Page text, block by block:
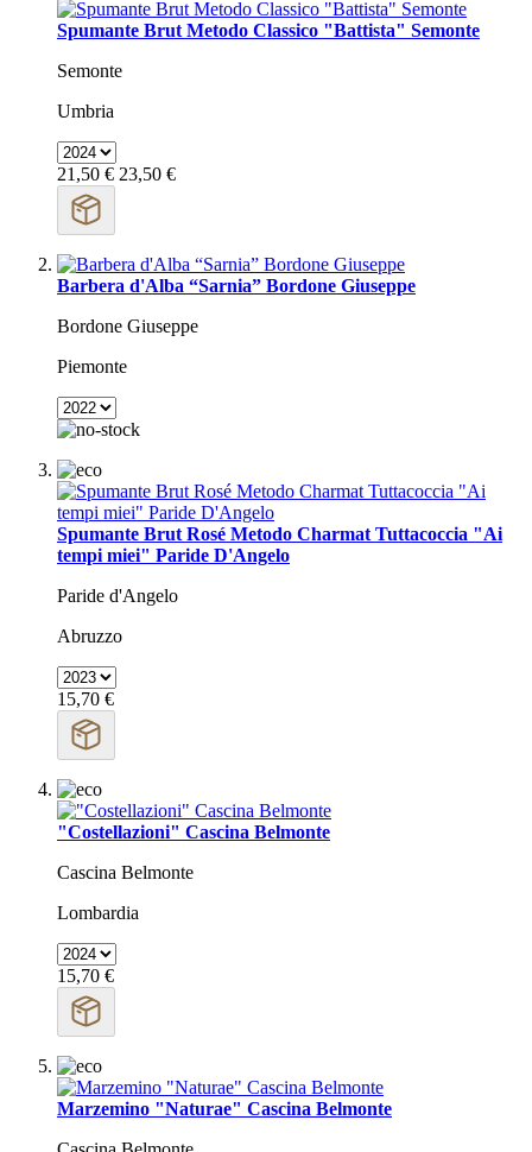
Spumante Brut Metodo Classico "Battista" Semonte
Semonte
Umbria
21,50 € 23,50 €
Barbera d'Alba “Sarnia” Bordone Giuseppe
Bordone Giuseppe
Piemonte
Spumante Brut Rosé Metodo Charmat Tuttacoccia "Ai
tempi miei" Paride D'Angelo
Paride d'Angelo
Abruzzo
15,70 €
"Costellazioni" Cascina Belmonte
Cascina Belmonte
Lombardia
15,70 €
Marzemino "Naturae" Cascina Belmonte